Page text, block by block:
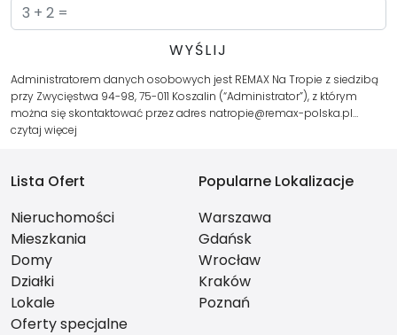
Administratorem danych osobowych jest REMAX Na Tropie z siedzibą
przy Zwycięstwa 94-98, 75-011 Koszalin (“Administrator”), z którym
można się skontaktować przez adres natropie@remax-polska.pl…
czytaj więcej
Lista Ofert
Nieruchomości
Mieszkania
Domy
Działki
Lokale
Oferty specjalne
Popularne Lokalizacje
Warszawa
Gdańsk
Wrocław
Kraków
Poznań